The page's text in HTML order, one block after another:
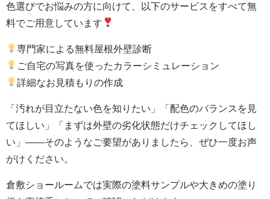
色選びでお悩みの方に向けて、以下のサービスをすべて無
料でご用意しています
専門家による無料屋根外壁診断
ご自宅の写真を使ったカラーシミュレーション
詳細なお見積もりの作成
「汚れが目立たない色を知りたい」「配色のバランスを見
てほしい」「まずは外壁の劣化状態だけチェックしてほし
い」——そのようなご要望がありましたら、ぜひ一度お声
がけください。
倉敷ショールームでは実際の塗料サンプルや大きめの塗り